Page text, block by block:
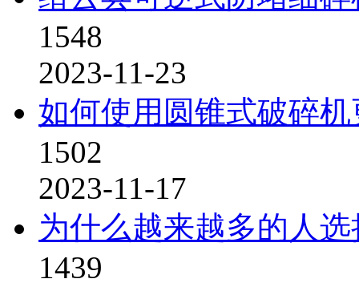
1548
2023-11-23
如何使用圆锥式破碎
1502
2023-11-17
为什么越来越多的人
1439